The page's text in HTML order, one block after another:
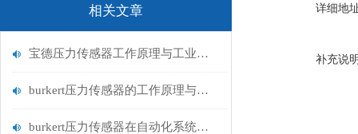
相关文章
宝德压力传感器工作原理与工业流体测量应用
burkert压力传感器的工作原理与应用领域
burkert压力传感器在自动化系统中的应用
详细地
补充说